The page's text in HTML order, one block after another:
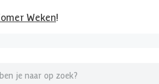
Weken!
en tuinhuizen!